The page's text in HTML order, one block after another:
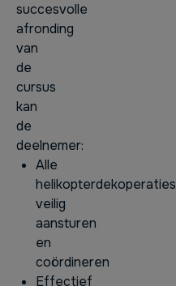
succesvolle
afronding
van
de
cursus
kan
de
deelnemer:
Alle
helikopterdekoperaties
veilig
aansturen
en
coördineren
Effectief